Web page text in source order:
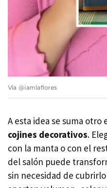
Vía @iamlaflores
A esta idea se suma
cojines decorativos.
con la manta o con el
del salón puede
sin necesidad de